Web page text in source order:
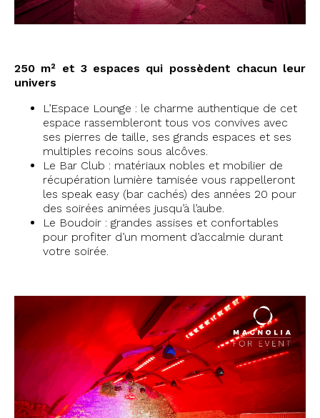
250 m² et 3 espaces qui possèdent chacun leur
univers
L’Espace Lounge : le charme authentique de cet
espace rassembleront tous vos convives avec
ses pierres de taille, ses grands espaces et ses
multiples recoins sous alcôves.
Le Bar Club : matériaux nobles et mobilier de
récupération lumière tamisée vous rappelleront
les speak easy (bar cachés) des années 20 pour
des soirées animées jusqu’à l’aube.
Le Boudoir : grandes assises et confortables
pour profiter d’un moment d’accalmie durant
votre soirée.